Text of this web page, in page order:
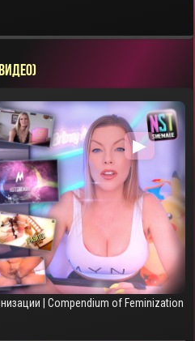
▶
| Compendium of Feminization